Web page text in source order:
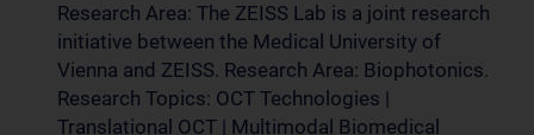
Research Area: The ZEISS Lab is a joint research
initiative between the Medical University of
Vienna and ZEISS. Research Area: Biophotonics.
Research Topics: OCT Technologies |
Translational OCT | Multimodal Biomedical